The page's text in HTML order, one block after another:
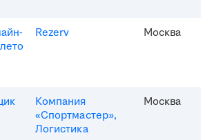
Rezerv Москва
Компания
«Спортмастер»,
Логистика
Москва